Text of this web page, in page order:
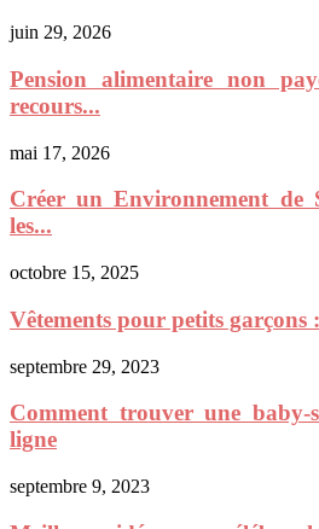
juin 29, 2026
Pension alimentaire non
recours...
mai 17, 2026
Créer un Environnement de
les...
octobre 15, 2025
Vêtements pour petits garçons
septembre 29, 2023
Comment trouver une baby-
ligne
septembre 9, 2023